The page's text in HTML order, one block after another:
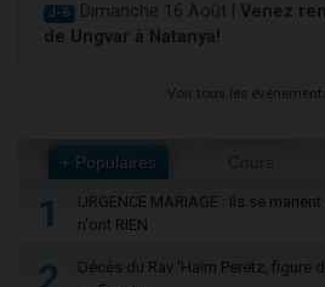
J-6 Dimanche 16 Août | Venez
de Ungvar à Natanya!
Voir tous les
+ Populaires
1
URGENCE MARIAGE : Ils se
n'ont RIEN
Décès du Rav ‘Haïm Peretz, figure